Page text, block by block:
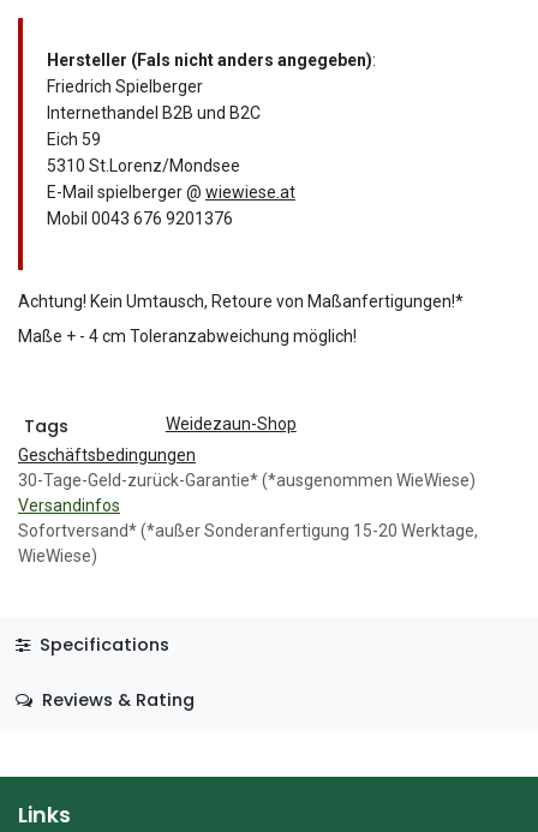
Hersteller (Fals nicht anders angegeben):
Friedrich Spielberger
Internethandel B2B und B2C
Eich 59
5310 St.Lorenz/Mondsee
E-Mail spielberger @ wiewiese.at
Mobil 0043 676 9201376
Achtung! Kein Umtausch, Retoure von Maßanfertigungen!*
Maße + - 4 cm Toleranzabweichung möglich!
Tags
Weidezaun-Shop
Geschäftsbedingungen
30-Tage-Geld-zurück-Garantie* (*ausgenommen WieWiese)
Versandinfos
Sofortversand* (*außer Sonderanfertigung 15-20 Werktage,
WieWiese)
Specifications
Reviews & Rating
Links